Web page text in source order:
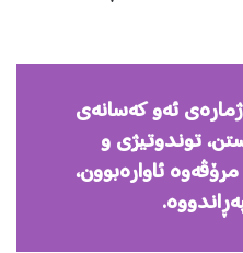
ساڵی ٢٠٢٢، ژمارەی ئەو کەسانەی
توندوتیژی و
ئاوارەبوون،